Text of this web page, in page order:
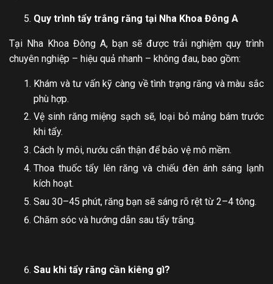
Quy trình tẩy trắng răng tại Nha Khoa Đông A
Tại Nha Khoa Đông A, bạn sẽ được trải nghiệm quy trình
chuyên nghiệp – hiệu quả nhanh – không đau, bao gồm:
Khám và tư vấn kỹ càng về tình trạng răng và màu sắc
phù hợp.
Vệ sinh răng miệng sạch sẽ, loại bỏ mảng bám trước
khi tẩy.
Cách ly môi, nướu cẩn thận để bảo vệ mô mềm.
Thoa thuốc tẩy lên răng và chiếu đèn ánh sáng lạnh
kích hoạt.
Sau 30–45 phút, răng bạn sẽ sáng rõ rệt từ 2–4 tông.
Chăm sóc và hướng dẫn sau tẩy trắng.
Sau khi tẩy răng cần kiêng gì?